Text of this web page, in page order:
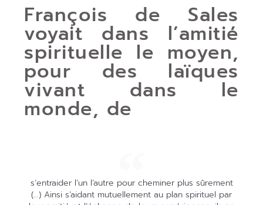
François de Sales
voyait dans l’amitié
spirituelle le moyen,
pour des laïques
vivant dans le
monde, de
s’entraider l’un l’autre pour cheminer plus sûrement
(...) Ainsi s’aidant mutuellement au plan spirituel par